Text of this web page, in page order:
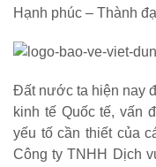
Hạnh phúc – Thành
Đất nước ta hiện nay
kinh tế Quốc tế, vấn
yếu tố cần thiết của
Công ty TNHH Dịch